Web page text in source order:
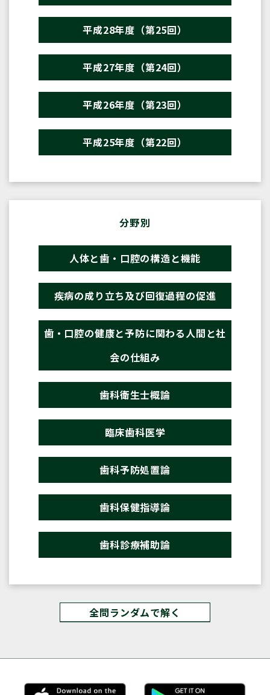
平成28年度（第25回）
平成27年度（第24回）
平成26年度（第23回）
平成25年度（第22回）
分野別
人体と歯・口腔の構造と機能
疾病の成り立ち及び回復過程の促進
歯・口腔の健康と予防に関わる人間と社
会の仕組み
歯科衛生士概論
臨床歯科医学
歯科予防処置論
歯科保健指導論
歯科診療補助論
全問ランダムで解く